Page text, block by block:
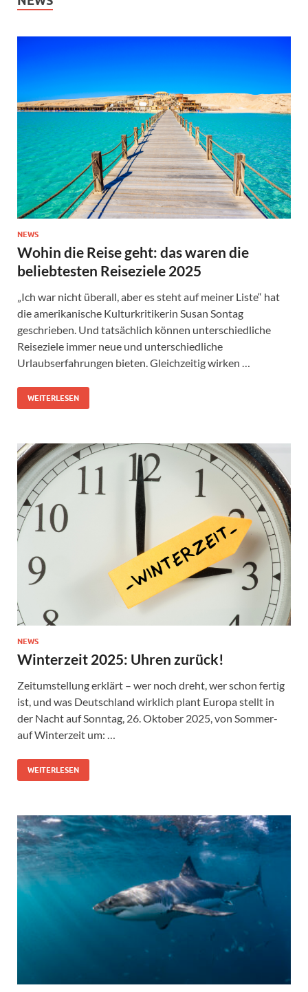
NEWS
Wohin die Reise geht: das waren die
beliebtesten Reiseziele 2025
„Ich war nicht überall, aber es steht auf meiner Liste“ hat
die amerikanische Kulturkritikerin Susan Sontag
geschrieben. Und tatsächlich können unterschiedliche
Reiseziele immer neue und unterschiedliche
Urlaubserfahrungen bieten. Gleichzeitig wirken …
WEITERLESEN
NEWS
Winterzeit 2025: Uhren zurück!
Zeitumstellung erklärt – wer noch dreht, wer schon fertig
ist, und was Deutschland wirklich plant Europa stellt in
der Nacht auf Sonntag, 26. Oktober 2025, von Sommer-
auf Winterzeit um: …
WEITERLESEN